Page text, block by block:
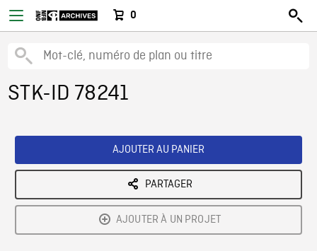
0
STK-ID 78241
AJOUTER AU PANIER
PARTAGER
AJOUTER À UN PROJET